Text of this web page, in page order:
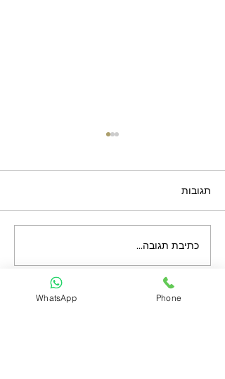
פרגולת אלומיניום חשמלית
— מחיר למ״ר
תגובות
כתיבת תגובה...
WhatsApp Phone